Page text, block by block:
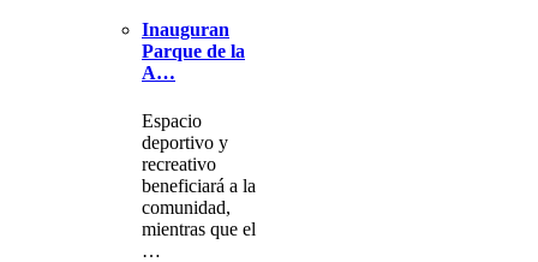
Inauguran
Parque de la
A…
Espacio
deportivo y
recreativo
beneficiará a la
comunidad,
mientras que el
…